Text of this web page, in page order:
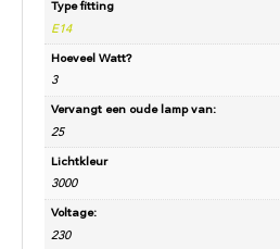
Type fitting
E14
Hoeveel Watt?
3
Vervangt een oude lamp van:
25
Lichtkleur
3000
Voltage:
230